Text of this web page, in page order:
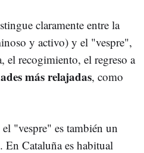
claramente entre la
y activo) y el "vespre",
el recogimiento, el regreso a
más relajadas, como
"vespre" es también un
Cataluña es habitual